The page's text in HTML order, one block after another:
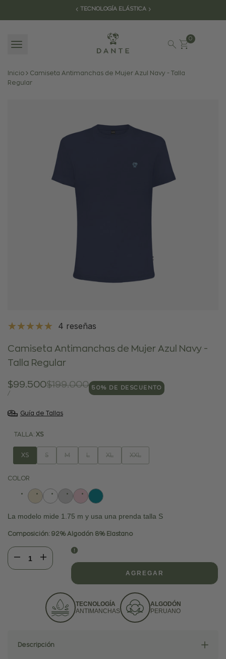
‹ TECNOLOGÍA ELÁSTICA ›
0
Inicio
Camiseta Antimanchas de Mujer Azul Navy - Talla
Regular
4 reseñas
Camiseta Antimanchas de Mujer Azul Navy -
Talla Regular
Precio
$199.000
Precio
de
$99.500
PRECIO
/POR
50% DE DESCUENTO
Guía de Tallas
TALLA: XS
XS
Variante
agotada
S
Variante
agotada
M
Variante
agotada
L
Variante
agotada
XL
Variante
agotada
XXL
COLOR
La modelo mide 1.75 m y usa una prenda talla S
Composición: 92% Algodón 8% Elastano
DisminuirAumentar
para
AGREGAR
TECNOLOGÍA
ANTIMANCHAS
ALGODÓN
PERUANO
Descripción